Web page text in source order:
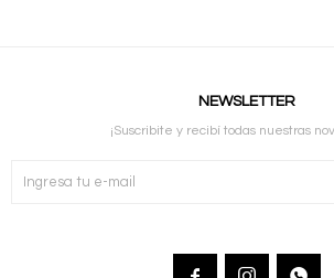
NEWSLETTER
¡Suscribite y recibí todas nuestras